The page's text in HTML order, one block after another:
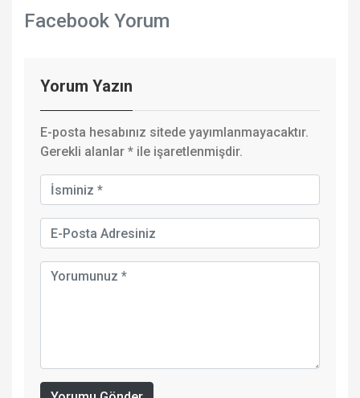
Facebook Yorum
Yorum Yazın
E-posta hesabınız sitede yayımlanmayacaktır.
Gerekli alanlar * ile işaretlenmişdir.